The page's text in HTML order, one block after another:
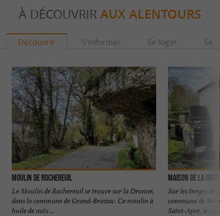
À DÉCOUVRIR AUX ALENTOURS
Découvrir S'informer Se loger Se
Moulin de Rochereuil
Le Moulin de Rochereuil se trouve sur la Dronne,
dans la commune de Grand-Brassac. Ce moulin à
huile de noix ...
Maison de la
Sur les berges de
commune de
Saint-Apre, le